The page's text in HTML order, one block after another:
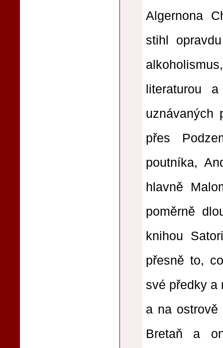
Algernona
stihl
literaturou
uznávaných
přes
poutníka,
hlavně
poměrně
knihou
přesně to,
své předky a
a na ostrově
Bretaň a